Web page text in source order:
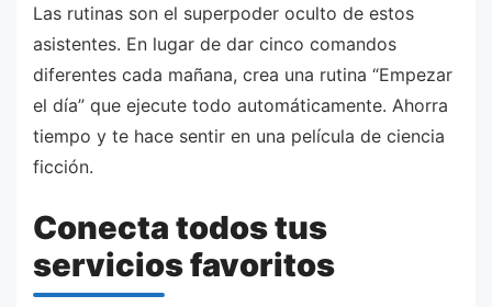
Las rutinas son el superpoder oculto de estos
asistentes. En lugar de dar cinco comandos
diferentes cada mañana, crea una rutina “Empezar
el día” que ejecute todo automáticamente. Ahorra
tiempo y te hace sentir en una película de ciencia
ficción.
Conecta todos tus
servicios favoritos